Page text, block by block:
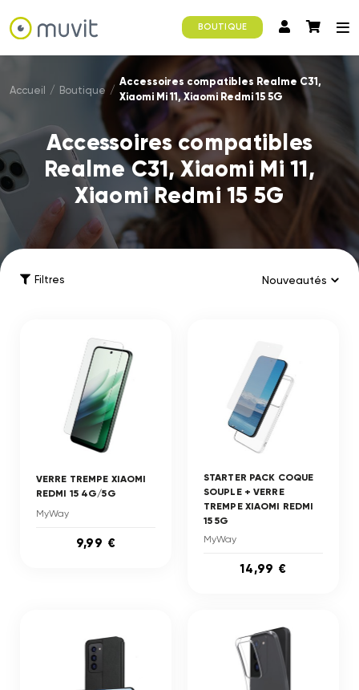
BOUTIQUE
Accueil / Boutique /
Accessoires compatibles Realme C31,
Xiaomi Mi 11, Xiaomi Redmi 15 5G
Accessoires compatibles
Realme C31, Xiaomi Mi 11,
Xiaomi Redmi 15 5G
Filtres
VERRE TREMPE XIAOMI
REDMI 15 4G/5G
MyWay
9,99 €
STARTER PACK COQUE
SOUPLE + VERRE
TREMPE XIAOMI REDMI
15 5G
MyWay
14,99 €